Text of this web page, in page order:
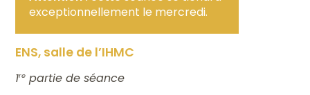
exceptionnellement le mercredi.
ENS, salle de l’IHMC
1re partie de séance